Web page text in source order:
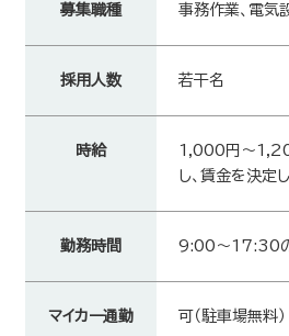
募集職種 事務作業、電気
採用人数 若干名
時給
1,000円～
し、賃金を決定し
勤務時間 9:00～17:30
マイカー通勤 可（駐車場無料）